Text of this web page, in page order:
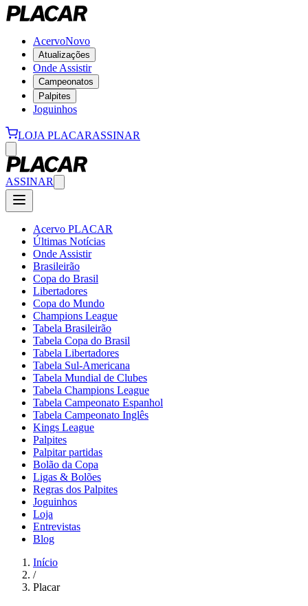
AcervoNovo
Atualizações
Onde Assistir
Campeonatos
Palpites
Joguinhos
LOJA PLACARASSINAR
ASSINAR
Acervo PLACAR
Últimas Notícias
Onde Assistir
Brasileirão
Copa do Brasil
Libertadores
Copa do Mundo
Champions League
Tabela Brasileirão
Tabela Copa do Brasil
Tabela Libertadores
Tabela Sul-Americana
Tabela Mundial de Clubes
Tabela Champions League
Tabela Campeonato Espanhol
Tabela Campeonato Inglês
Kings League
Palpites
Palpitar partidas
Bolão da Copa
Ligas & Bolões
Regras dos Palpites
Joguinhos
Loja
Entrevistas
Blog
Início
/
Placar